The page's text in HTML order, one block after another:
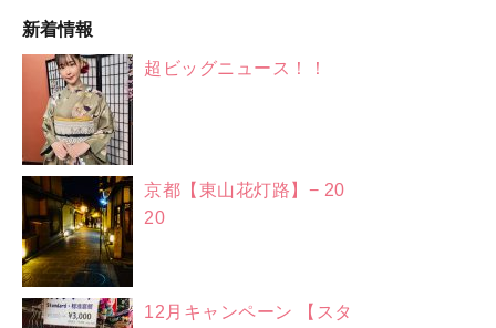
新着情報
超ビッグニュース！！
京都【東山花灯路】− 20
20
12月キャンペーン 【スタ